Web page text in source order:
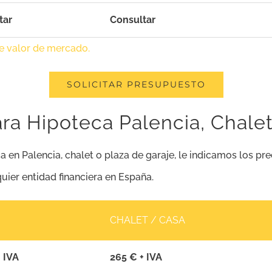
Consultar
valor de mercado.
SOLICITAR PRESUPUESTO
Hipoteca Palencia,
en Palencia, chalet o plaza de garaje, le indicamos los
entidad financiera en España.
CHALET / CASA
IVA 265 € + IVA